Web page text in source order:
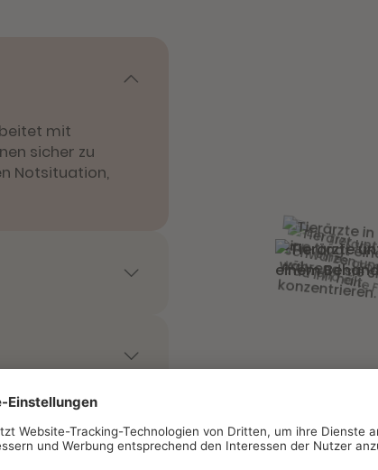
mit
sicher zu
Notsituation,